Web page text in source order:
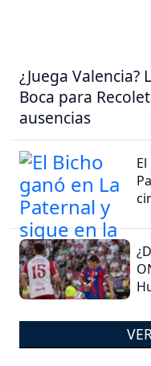
¿Juega Valencia?
Boca para
ausencias